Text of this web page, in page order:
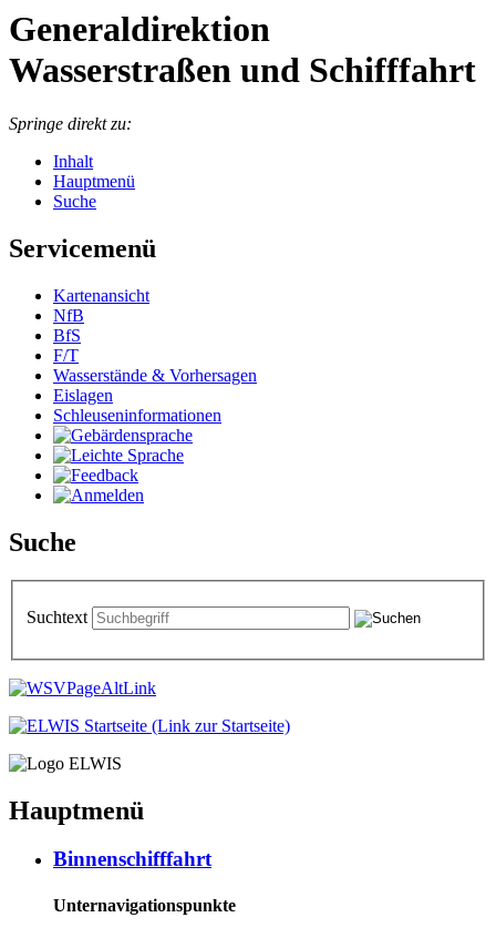
Generaldirektion
Wasserstraßen und Schifffahrt
Springe direkt zu:
Inhalt
Hauptmenü
Suche
Servicemenü
Kar­ten­an­sicht
NfB
BfS
F/T
Was­ser­stän­de & Vor­her­sa­gen
Eis­la­gen
Schleu­sen­in­for­ma­tio­nen
Suche
Suchtext
Hauptmenü
Bin­nen­schiff­fahrt
Unternavigationspunkte